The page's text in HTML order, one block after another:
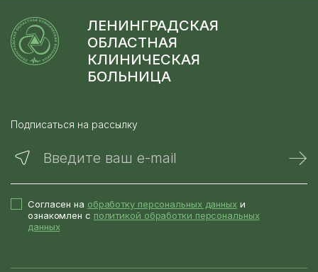
ЛЕНИНГРАДСКАЯ
ОБЛАСТНАЯ
КЛИНИЧЕСКАЯ
БОЛЬНИЦА
Подписаться на рассылку
Введите ваш e-mail
Согласен на обработку персональных данных и
ознакомлен с политикой обработки персональных
данных